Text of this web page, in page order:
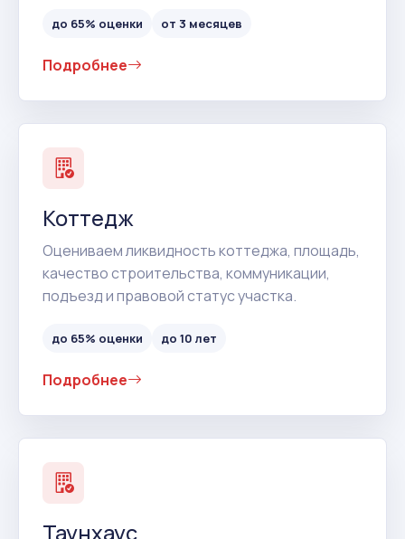
до 65% оценки от 3 месяцев
Подробнее
Коттедж
Оцениваем ликвидность коттеджа, площадь,
качество строительства, коммуникации,
подъезд и правовой статус участка.
до 65% оценки до 10 лет
Подробнее
Таунхаус